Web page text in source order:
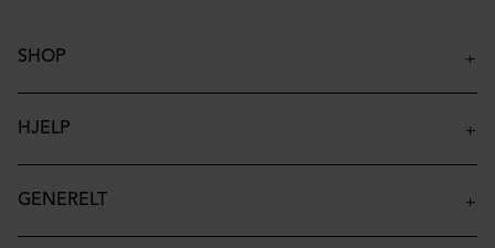
SHOP
Isolerte Flasker
Isolerte Termokopper
Tilbehør
HJELP
Kontakt
FAQ
GENERELT
Om oss